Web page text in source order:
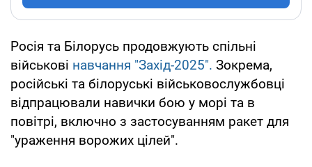
Росія та Білорусь продовжують спільні
військові навчання "Захід-2025". Зокрема,
російські та білоруські військовослужбовці
відпрацювали навички бою у морі та в
повітрі, включно з застосуванням ракет для
"ураження ворожих цілей".